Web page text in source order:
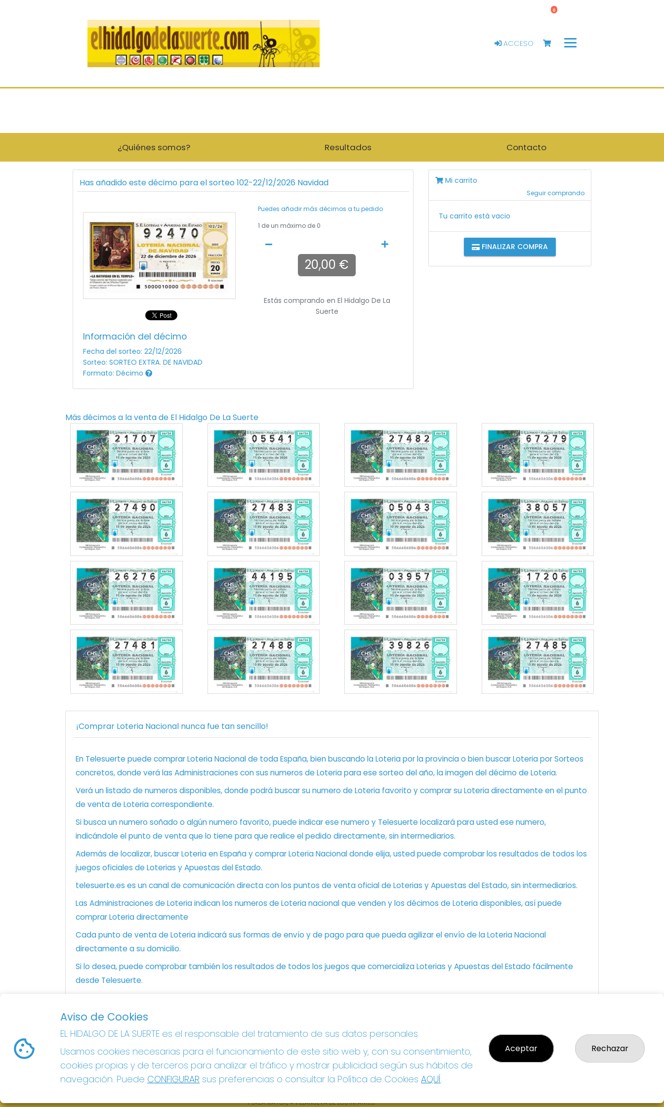
ACCESO
0
¿Quiénes somos? Resultados Contacto
Has añadido este décimo para el sorteo 102-22/12/2026 Navidad
Información del décimo
Fecha del sorteo: 22/12/2026
Sorteo: SORTEO EXTRA. DE NAVIDAD
Formato: Décimo
Puedes añadir más décimos a tu pedido
1 de un máximo de 0
20,00 €
Estás comprando en El Hidalgo De La
Suerte
Mi carrito
Seguir comprando
Tu carrito está vacio
FINALIZAR COMPRA
Más décimos a la venta de El Hidalgo De La Suerte
¡Comprar Loteria Nacional nunca fue tan sencillo!
En Telesuerte puede comprar Loteria Nacional de toda España, bien buscando la Loteria por la provincia o bien buscar Loteria por Sorteos
concretos, donde verá las Administraciones con sus numeros de Loteria para ese sorteo del año, la imagen del décimo de Loteria.
Verá un listado de numeros disponibles, donde podrá buscar su numero de Loteria favorito y comprar su Loteria directamente en el punto
de venta de Loteria correspondiente.
Si busca un numero soñado o algún numero favorito, puede indicar ese numero y Telesuerte localizará para usted ese numero,
indicándole el punto de venta que lo tiene para que realice el pedido directamente, sin intermediarios.
Además de localizar, buscar Loteria en España y comprar Loteria Nacional donde elija, usted puede comprobar los resultados de todos los
juegos oficiales de Loterias y Apuestas del Estado.
telesuerte.es es un canal de comunicación directa con los puntos de venta oficial de Loterias y Apuestas del Estado, sin intermediarios.
Las Administraciones de Loteria indican los numeros de Loteria nacional que venden y los décimos de Loteria disponibles, así puede
comprar Loteria directamente
Cada punto de venta de Loteria indicará sus formas de envío y de pago para que pueda agilizar el envío de la Loteria Nacional
directamente a su domicilio.
Si lo desea, puede comprobar también los resultados de todos los juegos que comercializa Loterias y Apuestas del Estado fácilmente
desde Telesuerte.
Comprar lotería
Contacto
Acceso
ADMINISTRACION DE LOTERIAS: 1-VILLANUEVA DE
LOS INFANTES - RECEPTOR OFICIAL: 26615
926360785
Clica aquí para contactar por WhatsApp
605897938
PLAZA MAYOR, 4 VILLANUEVA DE LOS INFANTES
Política de Privacidad
Política de Cookies
Condiciones de Compra
Tienda de Lotería Nacional
Aviso de Cookies
EL HIDALGO DE LA SUERTE es el responsable del tratamiento de sus datos personales.
Usamos cookies necesarias para el funcionamiento de este sitio web y, con su consentimiento,
cookies propias y de terceros para analizar el tráfico y mostrar publicidad según sus hábitos de
navegación. Puede CONFIGURAR sus preferencias o consultar la Política de Cookies AQUÍ.
Aceptar Rechazar